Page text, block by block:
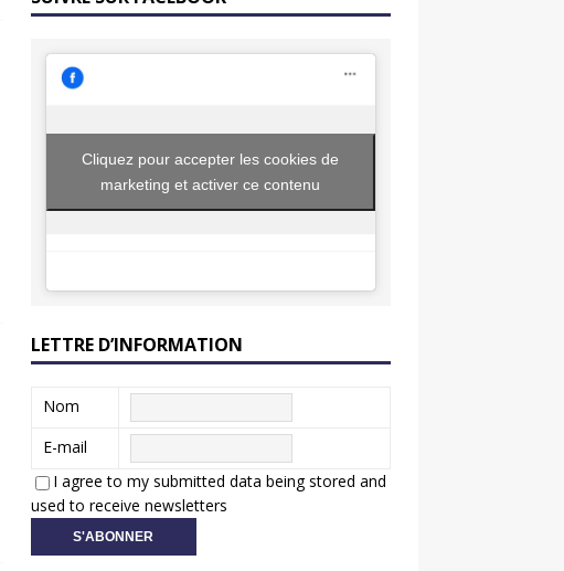
Cliquez pour accepter les cookies de
marketing et activer ce contenu
LETTRE D’INFORMATION
Nom
E-mail
I agree to my submitted data being stored and
used to receive newsletters